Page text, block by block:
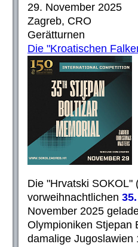
29. November 2025
Zagreb, CRO
Gerätturnen
Die "Kroatischen
Die "Hrvatski SOKOL"
vorweihnachtlichen
November 2025
Olympioniken Stjepan
damalige Jugoslawien